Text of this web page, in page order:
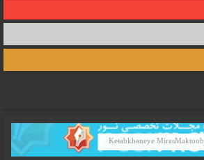
Ketabkhaneye MirasMaktoob